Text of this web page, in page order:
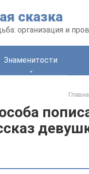
сказка
организация и
Знаменитости